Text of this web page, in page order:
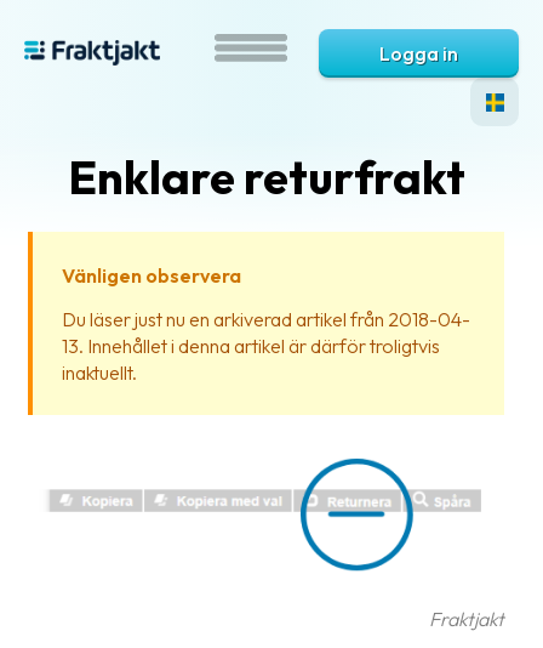
Vad
Logga in
Enklare returfrakt
Vänligen observera
Du läser just nu en arkiverad artikel från 2018-04-
13. Innehållet i denna artikel är därför troligtvis
inaktuellt.
Fraktjakt